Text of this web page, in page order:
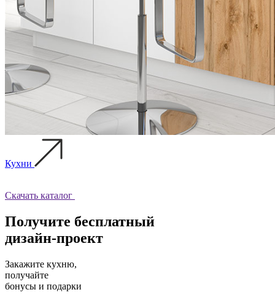
Кухни
Скачать каталог
Получите бесплатный
дизайн-проект
Закажите кухню,
получайте
бонусы и подарки